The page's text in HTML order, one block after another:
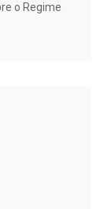
o Regime